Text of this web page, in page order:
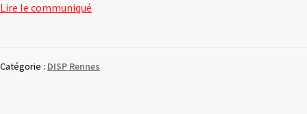
Lire le communiqué
Catégorie : DISP Rennes